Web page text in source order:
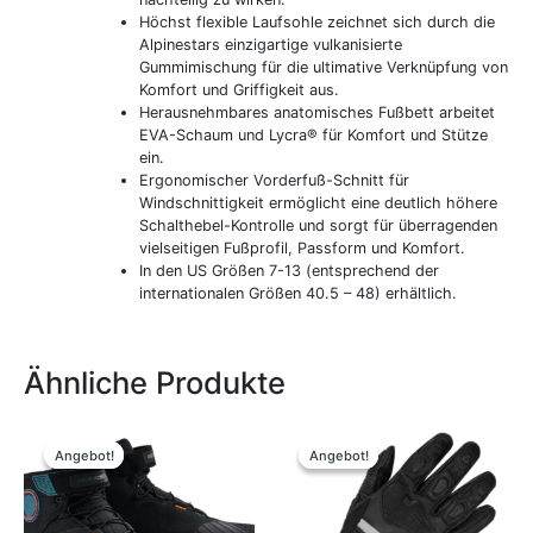
Höchst flexible Laufsohle zeichnet sich durch die
Alpinestars einzigartige vulkanisierte
Gummimischung für die ultimative Verknüpfung von
Komfort und Griffigkeit aus.
Herausnehmbares anatomisches Fußbett arbeitet
EVA-Schaum und Lycra® für Komfort und Stütze
ein.
Ergonomischer Vorderfuß-Schnitt für
Windschnittigkeit ermöglicht eine deutlich höhere
Schalthebel-Kontrolle und sorgt für überragenden
vielseitigen Fußprofil, Passform und Komfort.
In den US Größen 7-13 (entsprechend der
internationalen Größen 40.5 – 48) erhältlich.
Ähnliche Produkte
Angebot!
Angebot!
war:
189,95 €
Preis
ist:
169,00 €.
Varianten
Angebot!
Angebot!
war:
99,95 €
Aktueller
Preis
ist:
89,00 €.
Produkt
weist
mehrere